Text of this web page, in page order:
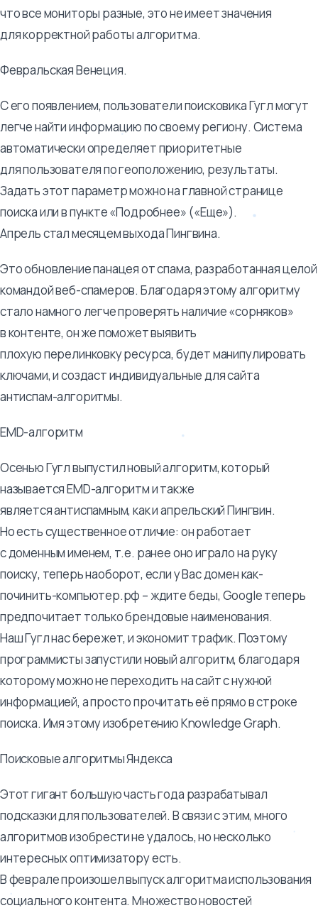
что все мониторы разные, это не имеет значения
для корректной работы алгоритма.
Февральская Венеция.
С его появлением, пользователи поисковика Гугл могут
легче найти информацию по своему региону. Система
автоматически определяет приоритетные
для пользователя по геоположению, результаты.
Задать этот параметр можно на главной странице
поиска или в пункте «Подробнее» («Еще»).
Апрель стал месяцем выхода Пингвина.
Это обновление панацея от спама, разработанная целой
командой веб-спамеров. Благодаря этому алгоритму
стало намного легче проверять наличие «сорняков»
в контенте, он же поможет выявить
плохую перелинковку ресурса, будет манипулировать
ключами, и создаст индивидуальные для сайта
антиспам-алгоритмы.
EMD-алгоритм
Осенью Гугл выпустил новый алгоритм, который
называется EMD-алгоритм и также
является антиспамным, как и апрельский Пингвин.
Но есть существенное отличие: он работает
с доменным именем, т.е. ранее оно играло на руку
поиску, теперь наоборот, если у Вас домен как-
починить-компьютер.рф – ждите беды, Google теперь
предпочитает только брендовые наименования.
Наш Гугл нас бережет, и экономит трафик. Поэтому
программисты запустили новый алгоритм, благодаря
которому можно не переходить на сайт с нужной
информацией, а просто прочитать её прямо в строке
поиска. Имя этому изобретению Knowledge Graph.
Поисковые алгоритмы Яндекса
Этот гигант большую часть года разрабатывал
подсказки для пользователей. В связи с этим, много
алгоритмов изобрести не удалось, но несколько
интересных оптимизатору есть.
В феврале произошел выпуск алгоритма использования
социального контента. Множество новостей